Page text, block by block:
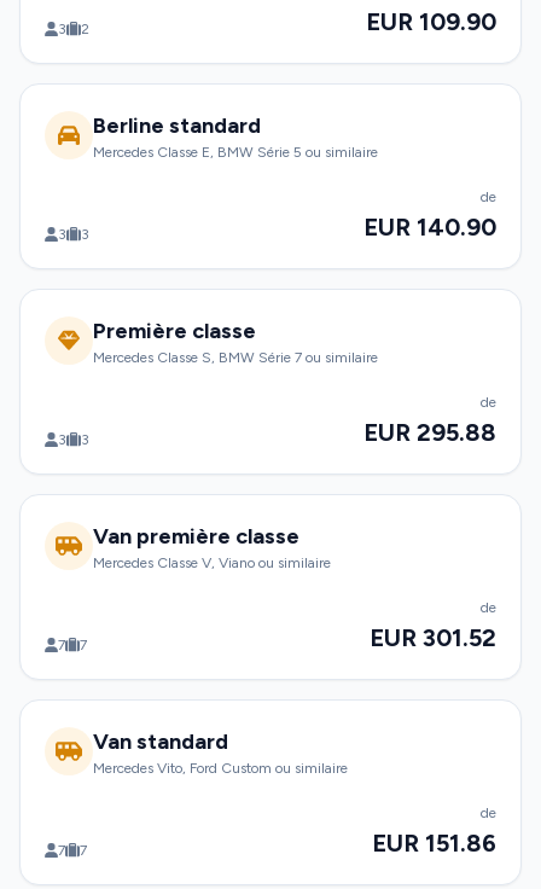
3 2 EUR 109.90
Berline standard
Mercedes Classe E, BMW Série 5 ou similaire
3 3
de
EUR 140.90
Première classe
Mercedes Classe S, BMW Série 7 ou similaire
3 3
de
EUR 295.88
Van première classe
Mercedes Classe V, Viano ou similaire
7 7
de
EUR 301.52
Van standard
Mercedes Vito, Ford Custom ou similaire
7 7
de
EUR 151.86